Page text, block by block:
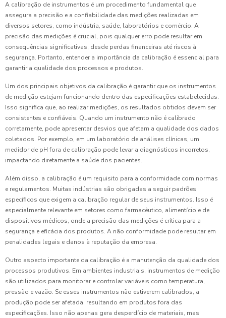
A calibração de instrumentos é um procedimento fundamental que
assegura a precisão e a confiabilidade das medições realizadas em
diversos setores, como indústria, saúde, laboratórios e comércio. A
precisão das medições é crucial, pois qualquer erro pode resultar em
consequências significativas, desde perdas financeiras até riscos à
segurança. Portanto, entender a importância da calibração é essencial para
garantir a qualidade dos processos e produtos.
Um dos principais objetivos da calibração é garantir que os instrumentos
de medição estejam funcionando dentro das especificações estabelecidas.
Isso significa que, ao realizar medições, os resultados obtidos devem ser
consistentes e confiáveis. Quando um instrumento não é calibrado
corretamente, pode apresentar desvios que afetam a qualidade dos dados
coletados. Por exemplo, em um laboratório de análises clínicas, um
medidor de pH fora de calibração pode levar a diagnósticos incorretos,
impactando diretamente a saúde dos pacientes.
Além disso, a calibração é um requisito para a conformidade com normas
e regulamentos. Muitas indústrias são obrigadas a seguir padrões
específicos que exigem a calibração regular de seus instrumentos. Isso é
especialmente relevante em setores como farmacêutico, alimentício e de
dispositivos médicos, onde a precisão das medições é crítica para a
segurança e eficácia dos produtos. A não conformidade pode resultar em
penalidades legais e danos à reputação da empresa.
Outro aspecto importante da calibração é a manutenção da qualidade dos
processos produtivos. Em ambientes industriais, instrumentos de medição
são utilizados para monitorar e controlar variáveis como temperatura,
pressão e vazão. Se esses instrumentos não estiverem calibrados, a
produção pode ser afetada, resultando em produtos fora das
especificações. Isso não apenas gera desperdício de materiais, mas